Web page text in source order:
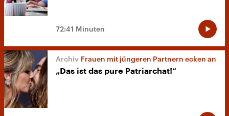
72:41 Minuten
Frauen mit jüngeren Partnern ecken an
„Das ist das pure Patriarchat!“